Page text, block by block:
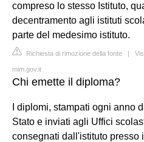
compreso lo stesso Istituto,
decentramento agli istituti
parte del medesimo istituto.
Richiesta di rimozione della fonte |
mim.gov.it
Chi emette il diploma?
I diplomi, stampati ogni anno
Stato e inviati agli Uffici
consegnati dall'istituto presso